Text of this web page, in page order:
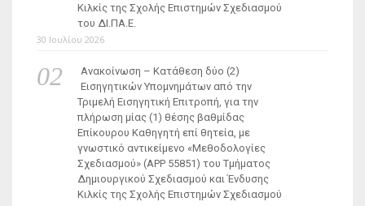
Κιλκίς της Σχολής Επιστημών Σχεδιασμού
του ΔΙ.ΠΑ.Ε.
30 Ιουλίου 2026
Ανακοίνωση – Κατάθεση δύο (2)
Εισηγητικών Υπομνημάτων από την
Τριμελή Εισηγητική Επιτροπή, για την
πλήρωση μίας (1) θέσης βαθμίδας
Επίκουρου Καθηγητή επί θητεία, με
γνωστικό αντικείμενο «Μεθοδολογίες
Σχεδιασμού» (ΑΡΡ 55851) του Τμήματος
Δημιουργικού Σχεδιασμού και Ένδυσης
Κιλκίς της Σχολής Επιστημών Σχεδιασμού